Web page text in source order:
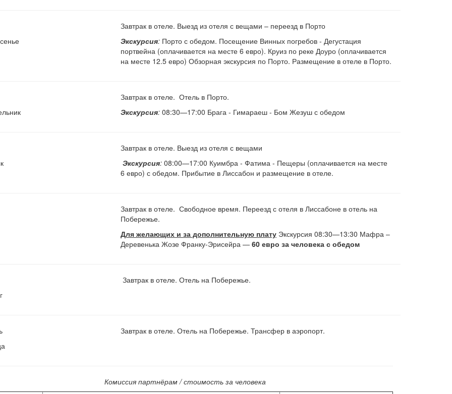
Завтрак в отеле. Выезд из отеля с вещами – переезд в Порто
Экскурсия:Порто с обедом. Посещение Винных погребов - Дегустация
портвейна (оплачивается на месте 6 евро). Круиз по реке Доуро (оплачивается
на месте 12.5 евро) Обзорная экскурсия по Порто. Размещение в отеле в Порто.
Завтрак в отеле. Отель в Порто.
Экскурсия:08:30—17:00 Брага - Гимараеш - Бом Жезуш с обедом
Завтрак в отеле. Выезд из отеля с вещами
Экскурсия:08:00—17:00 Куимбра - Фатима - Пещеры (оплачивается на месте
6 евро) с обедом. Прибытие в Лиссабон и размещение в отеле.
Завтрак в отеле. Свободное время. Переезд с отеля в Лиссабоне в отель на
Побережье.
Для желающих и за дополнительную платуЭкскурсия 08:30—13:30 Мафра –
Деревенька Жозе Франку-Эрисейра — 60 евро за человека с обедом
Завтрак в отеле. Отель на Побережье.
Завтрак в отеле. Отель на Побережье. Трансфер в аэропорт.
Комиссия партнёрам / стоимость за человека